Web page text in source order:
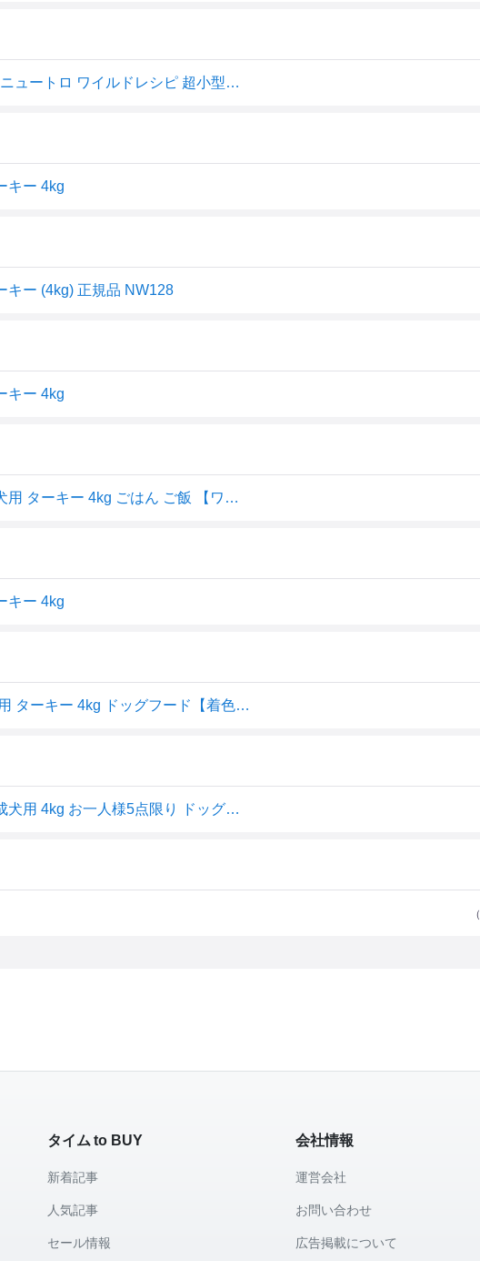
【ポイント最大10倍！8/4 20:00〜8/11 01:59まで】 公認店 ニュートロ ワイルドレシピ 超小型犬〜小型犬用 成犬用 ターキー 4kg ごはん ご飯 ワイルドレシピ WILD RECIPE ドッグフード ペッツビレッジクロス
キー 4kg
キー (4kg) 正規品 NW128
キー 4kg
公認店 ニュートロ ワイルドレシピ 超小型犬〜小型犬用 成犬用 ターキー 4kg ごはん ご飯 【ワイルドレシピ(WILD RECIPE)】[ドッグフード]
キー 4kg
Nutro ニュートロ ワイルド レシピ 超小型犬~小型犬用 成犬用 ターキー 4kg ドッグフード【着色料 無添加/グレインフリー/グルテンフリー/小粒】
ニュートロ ワイルドレシピ ターキー 超小型犬〜小型犬用 成犬用 4kg お一人様5点限り ドッグフード
（
タイム to BUY
新着記事
人気記事
セール情報
会社情報
運営会社
お問い合わせ
広告掲載について